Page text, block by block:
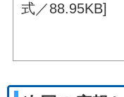
式／88.95KB]